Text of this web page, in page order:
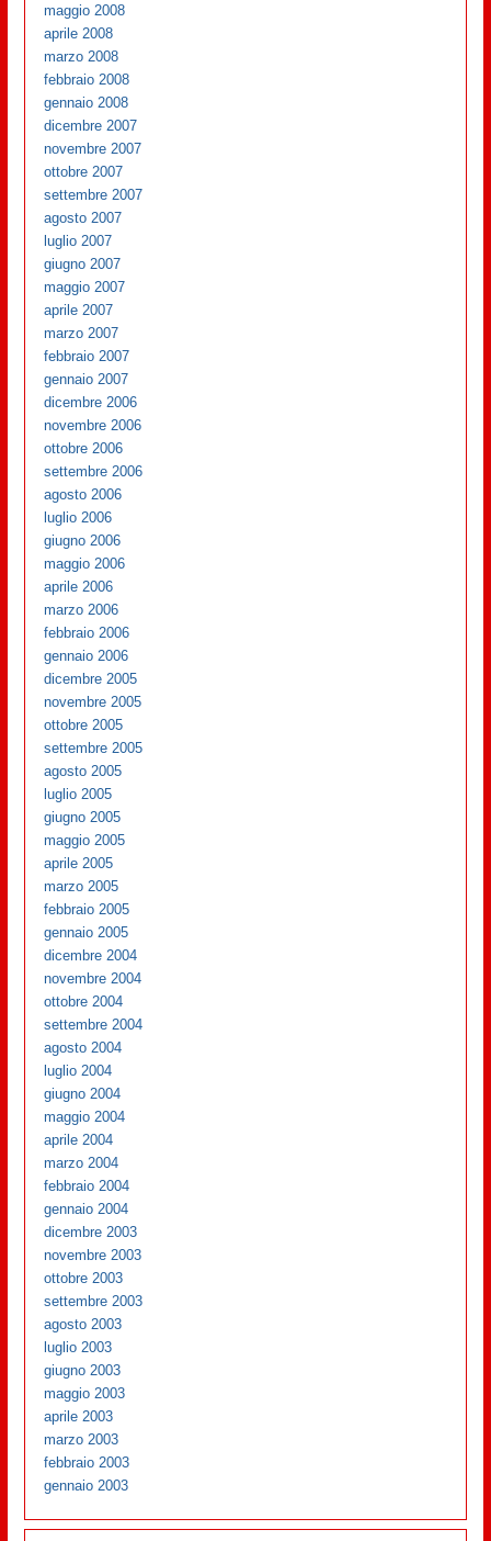
maggio 2008
aprile 2008
marzo 2008
febbraio 2008
gennaio 2008
dicembre 2007
novembre 2007
ottobre 2007
settembre 2007
agosto 2007
luglio 2007
giugno 2007
maggio 2007
aprile 2007
marzo 2007
febbraio 2007
gennaio 2007
dicembre 2006
novembre 2006
ottobre 2006
settembre 2006
agosto 2006
luglio 2006
giugno 2006
maggio 2006
aprile 2006
marzo 2006
febbraio 2006
gennaio 2006
dicembre 2005
novembre 2005
ottobre 2005
settembre 2005
agosto 2005
luglio 2005
giugno 2005
maggio 2005
aprile 2005
marzo 2005
febbraio 2005
gennaio 2005
dicembre 2004
novembre 2004
ottobre 2004
settembre 2004
agosto 2004
luglio 2004
giugno 2004
maggio 2004
aprile 2004
marzo 2004
febbraio 2004
gennaio 2004
dicembre 2003
novembre 2003
ottobre 2003
settembre 2003
agosto 2003
luglio 2003
giugno 2003
maggio 2003
aprile 2003
marzo 2003
febbraio 2003
gennaio 2003